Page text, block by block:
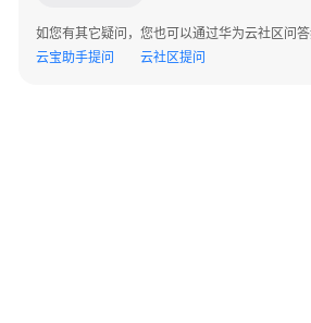
用
命
如您有其它疑问，您也可以通过华为云社区问
云宝助手提问
云社区提问